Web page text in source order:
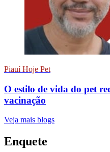
Piauí Hoje Pet
O estilo de vida do pet
vacinação
Veja mais blogs
Enquete